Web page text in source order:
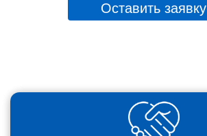
Оставить заявку